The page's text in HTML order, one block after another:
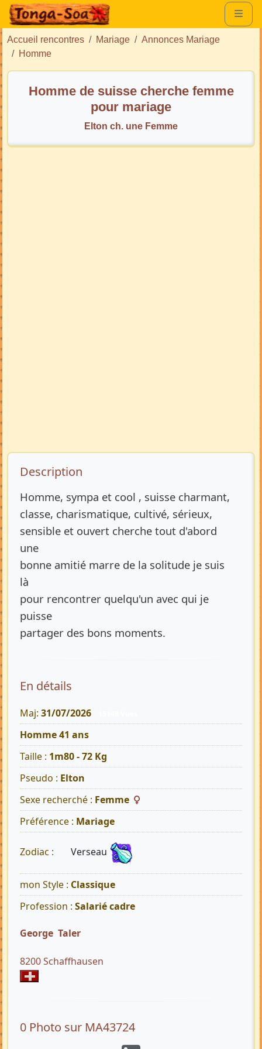
Accueil rencontres Mariage
Annonces Mariage
Homme
Homme de suisse cherche femme
pour mariage
Elton ch. une Femme
Description de l’annonce
Description
Homme, sympa et cool , suisse charmant,
classe, charismatique, cultivé, sérieux,
sensible et ouvert cherche tout d'abord
une
bonne amitié marre de la solitude je suis
là
pour rencontrer quelqu'un avec qui je
puisse
partager des bons moments.
En détails
Maj: 31/07/2026
Homme 41 ans
Taille : 1m80 - 72 Kg
Pseudo : Elton
Sexe recherché : Femme
Préférence : Mariage
Zodiac : Verseau
mon Style : Classique
Profession : Salarié cadre
George Taler
8200 Schaffhausen
0 Photo sur MA43724